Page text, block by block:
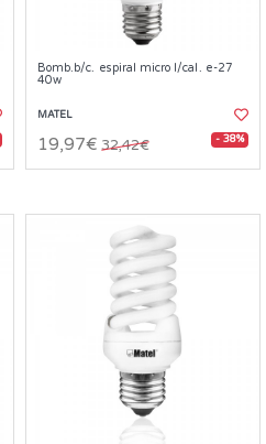
Bomb.b/c. espiral micro l/cal. e-27
40w
MATEL
19,97€ 32,42€ - 38%